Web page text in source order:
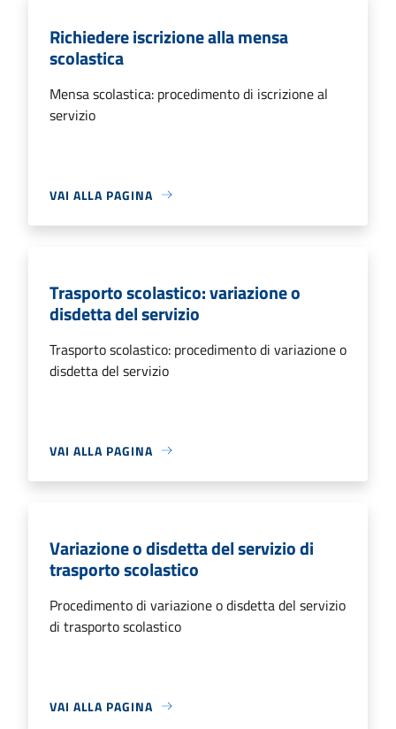
Richiedere iscrizione alla mensa
scolastica
Mensa scolastica: procedimento di iscrizione al
servizio
VAI ALLA PAGINA
Trasporto scolastico: variazione o
disdetta del servizio
Trasporto scolastico: procedimento di variazione o
disdetta del servizio
VAI ALLA PAGINA
Variazione o disdetta del servizio di
trasporto scolastico
Procedimento di variazione o disdetta del servizio
di trasporto scolastico
VAI ALLA PAGINA